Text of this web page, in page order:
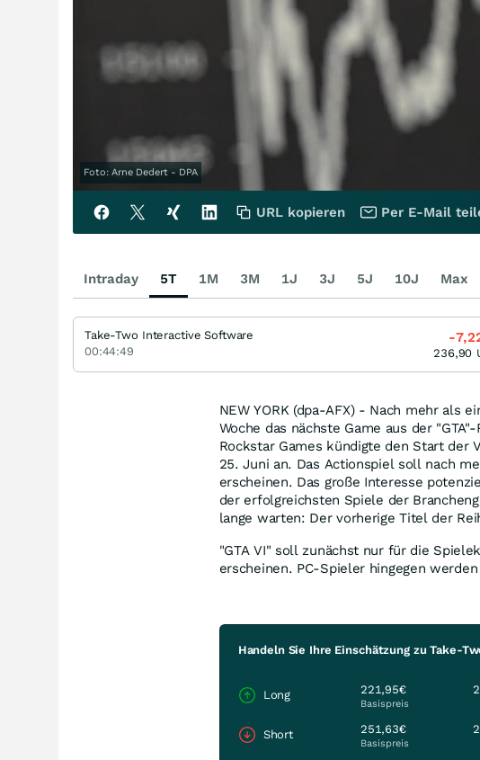
Foto: Arne Dedert - DPA
NEW YORK (dpa-AFX) - Nach mehr als
Woche das nächste Game aus der
Rockstar Games kündigte den Start der
25. Juni an. Das Actionspiel soll nach
erscheinen. Das große Interesse
der erfolgreichsten Spiele der
lange warten: Der vorherige Titel der
"GTA VI" soll zunächst nur für die
erscheinen. PC-Spieler hingegen
Handeln Sie Ihre Einschätzung zu Take-
Long 221,95€
Basispreis
Short 251,63€
Basispreis
URL kopieren Per E-Mail
Intraday 5T 1M 3M 1J 3J 5J 10J Max
Take-Two Interactive Software
00:44:49
-
236,90